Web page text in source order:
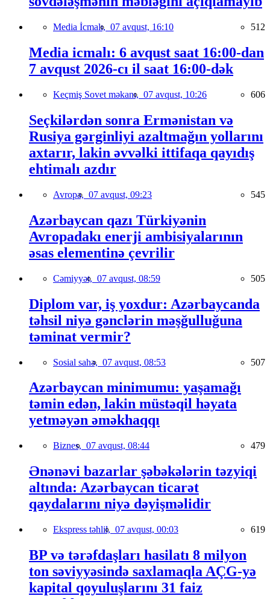
Media İcmalı, 07 avqust, 16:10 512
Media icmalı: 6 avqust saat 16:00-dan
7 avqust 2026-cı il saat 16:00-dək
Keçmiş Sovet məkanı, 07 avqust, 10:26 606
Seçkilərdən sonra Ermənistan və
Rusiya gərginliyi azaltmağın yollarını
axtarır, lakin əvvəlki ittifaqa qayıdış
ehtimalı azdır
Avropa, 07 avqust, 09:23 545
Azərbaycan qazı Türkiyənin
Avropadakı enerji ambisiyalarının
əsas elementinə çevrilir
Cəmiyyət, 07 avqust, 08:59 505
Diplom var, iş yoxdur: Azərbaycanda
təhsil niyə gənclərin məşğulluğuna
təminat vermir?
Sosial sahə, 07 avqust, 08:53 507
Azərbaycan minimumu: yaşamağı
təmin edən, lakin müstəqil həyata
yetməyən əməkhaqqı
Biznes, 07 avqust, 08:44 479
Ənənəvi bazarlar şəbəkələrin təzyiqi
altında: Azərbaycan ticarət
qaydalarını niyə dəyişməlidir
Ekspress təhlil, 07 avqust, 00:03 619
BP və tərəfdaşları hasilatı 8 milyon
ton səviyyəsində saxlamaqla AÇG-yə
kapital qoyuluşlarını 31 faiz